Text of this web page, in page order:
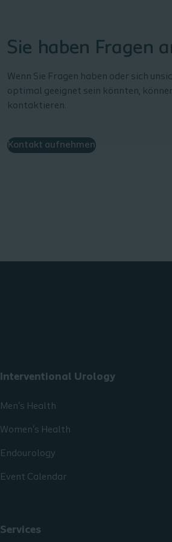
Sie haben Fragen
Wenn Sie Fragen haben oder sich
optimal geeignet sein könnten,
kontaktieren.
Kontakt aufnehmen
Interventional Urology
Men's Health
Women's Health
Endourology
Event Calendar
Services